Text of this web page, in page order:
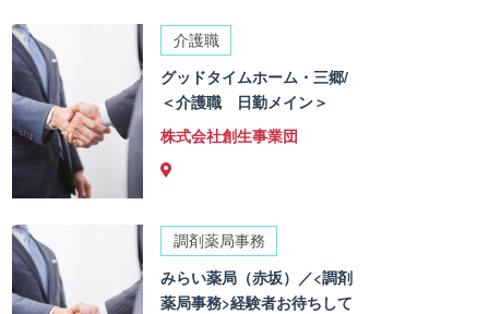
介護職
グッドタイムホーム・三郷/
＜介護職 日勤メイン＞
株式会社創生事業団
調剤薬局事務
みらい薬局（赤坂）／<調剤
薬局事務>経験者お待ちして